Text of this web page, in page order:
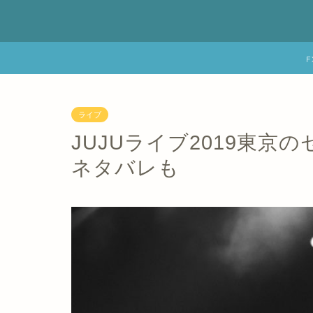
ライブ
JUJUライブ2019東京の
ネタバレも